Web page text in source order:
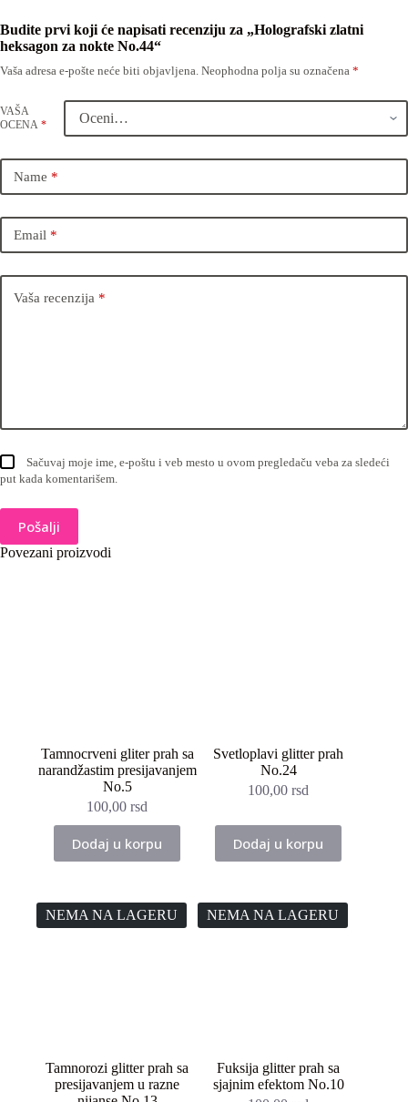
Budite prvi koji će napisati recenziju za „Holografski zlatni
heksagon za nokte No.44“
Vaša adresa e-pošte neće biti objavljena. Neophodna polja su označena *
VAŠA
OCENA *
Name *
Email *
Vaša recenzija *
Sačuvaj moje ime, e-poštu i veb mesto u ovom pregledaču veba za sledeći
put kada komentarišem.
Pošalji
Povezani proizvodi
Tamnocrveni gliter prah sa
narandžastim presijavanjem
No.5
100,00rsd
Dodaj u korpu
Svetloplavi glitter prah
No.24
100,00rsd
Dodaj u korpu
NEMA NA LAGERU
Tamnorozi glitter prah sa
presijavanjem u razne
NEMA NA LAGERU
Fuksija glitter prah sa
sjajnim efektom No.10